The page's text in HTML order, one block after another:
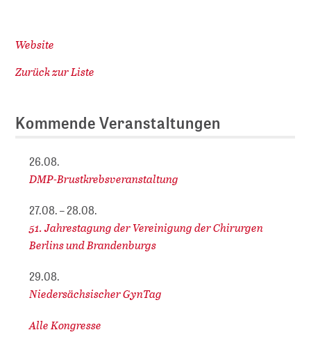
Website
Zurück zur Liste
Kommende Veranstaltungen
26.08.
DMP-Brustkrebsveranstaltung
27.08. – 28.08.
51. Jahrestagung der Vereinigung der Chirurgen
Berlins und Brandenburgs
29.08.
Niedersächsischer GynTag
Alle Kongresse